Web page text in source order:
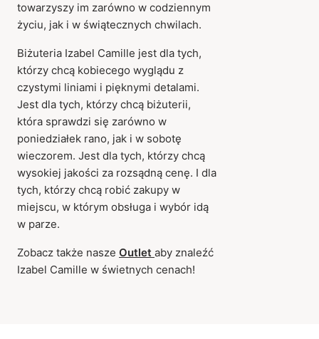
towarzyszy im zarówno w codziennym
życiu, jak i w świątecznych chwilach.
Biżuteria Izabel Camille jest dla tych,
którzy chcą kobiecego wyglądu z
czystymi liniami i pięknymi detalami.
Jest dla tych, którzy chcą biżuterii,
która sprawdzi się zarówno w
poniedziałek rano, jak i w sobotę
wieczorem. Jest dla tych, którzy chcą
wysokiej jakości za rozsądną cenę. I dla
tych, którzy chcą robić zakupy w
miejscu, w którym obsługa i wybór idą
w parze.
Zobacz także nasze Outlet aby znaleźć
Izabel Camille w świetnych cenach!